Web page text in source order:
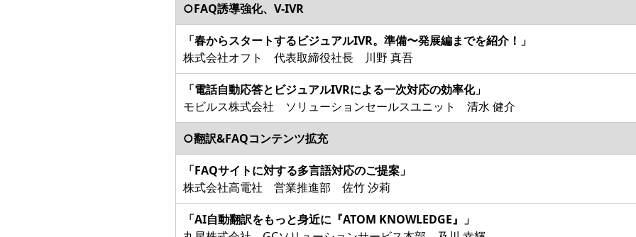
○FAQ誘導強化、V-IVR
「春からスタートするビジュアルIVR。準備〜発展編までを紹介！」
株式会社オフト 代表取締役社長 川野 真吾
「電話自動応答とビジュアルIVRによる一次対応の効率化」
モビルス株式会社 ソリューションセールスユニット 清水 健介
○翻訳&FAQコンテンツ拡充
「FAQサイトに対する多言語対応のご提案」
株式会社高電社 営業推進部 佐竹 汐莉
「AI自動翻訳をもっと身近に『ATOM KNOWLEDGE』」